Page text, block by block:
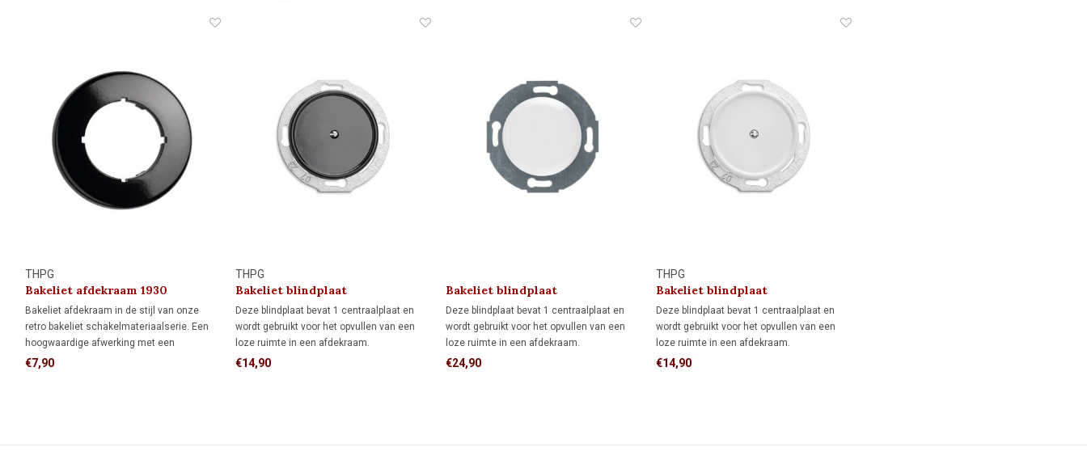
THPG
Bakeliet afdekraam 1930
Bakeliet afdekraam in de stijl van onze
retro bakeliet schakelmateriaalserie. Een
hoogwaardige afwerking met een
authentieke uitstraling.
€7,90
THPG
Bakeliet blindplaat
(schroefbevestiging) 1930
Deze blindplaat bevat 1 centraalplaat en
wordt gebruikt voor het opvullen van een
loze ruimte in een afdekraam.
€14,90
Bakeliet blindplaat
(klikbevestiging) 1930
Deze blindplaat bevat 1 centraalplaat en
wordt gebruikt voor het opvullen van een
loze ruimte in een afdekraam.
€24,90
THPG
Bakeliet blindplaat
(schroefbevestiging) 1930
Deze blindplaat bevat 1 centraalplaat en
wordt gebruikt voor het opvullen van een
loze ruimte in een afdekraam.
€14,90